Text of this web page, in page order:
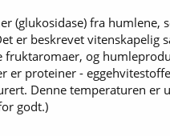
(glukosidase) fra humlene,
er beskrevet vitenskapelig
og
er proteiner -
Denne temperaturen er
godt.)